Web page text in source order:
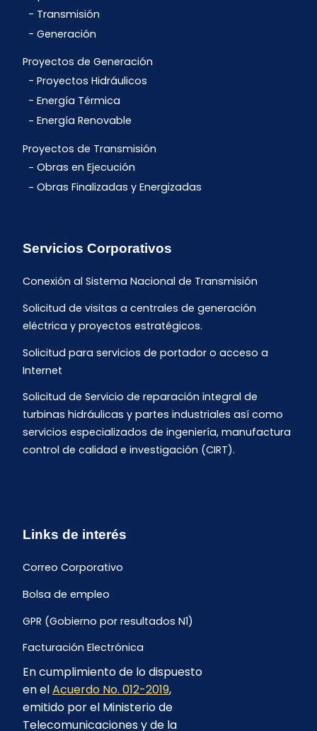
Transmisión
Generación
Proyectos de Generación
Proyectos Hidráulicos
Energía Térmica
Energía Renovable
Proyectos de Transmisión
Obras en Ejecución
Obras Finalizadas y Energizadas
Servicios Corporativos
Conexión al Sistema Nacional de Transmisión
Solicitud de visitas a centrales de generación
eléctrica y proyectos estratégicos.
Solicitud para servicios de portador o acceso a
Internet
Solicitud de Servicio de reparación integral de
turbinas hidráulicas y partes industriales así como
servicios especializados de ingeniería, manufactura
control de calidad e investigación (CIRT).
Links de interés
Correo Corporativo
Bolsa de empleo
GPR (Gobierno por resultados N1)
Facturación Electrónica
Archivo Histórico de Facturación
Portal Ambiental y Social
En cumplimiento de lo dispuesto
en elAcuerdo No. 012-2019,
emitido por el Ministerio de
Telecomunicaciones y de la